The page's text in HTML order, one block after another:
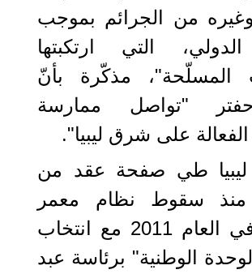
وغيره من الجرائم بموجب
الدولي، التي ارتكبتها
المسلّحة"، مذكّرة بأنّ
"تواصل ممارسة
على شرق ليبيا".
ليبيا طي صفحة عقد من
منذ سقوط نظام معمر
القذافي في العام 2011 مع انتخاب
الوطنية" برئاسة عبد